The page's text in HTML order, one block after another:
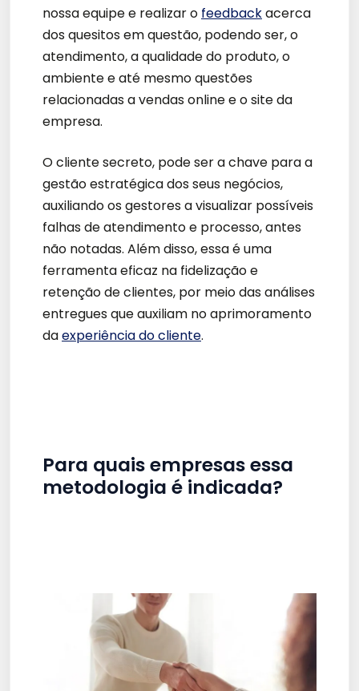
nossa equipe e realizar o feedbackacerca
dos quesitos em questão, podendo ser, o
atendimento, a qualidade do produto, o
ambiente e até mesmo questões
relacionadas a vendas online e o site da
empresa.
O cliente secreto, pode ser a chave para a
gestão estratégica dos seus negócios,
auxiliando os gestores a visualizar possíveis
falhas de atendimento e processo, antes
não notadas. Além disso, essa é uma
ferramenta eficaz na fidelização e
retenção de clientes, por meio das análises
entregues que auxiliam no aprimoramento
daexperiência do cliente.
Para quais empresas essa
metodologia é indicada?